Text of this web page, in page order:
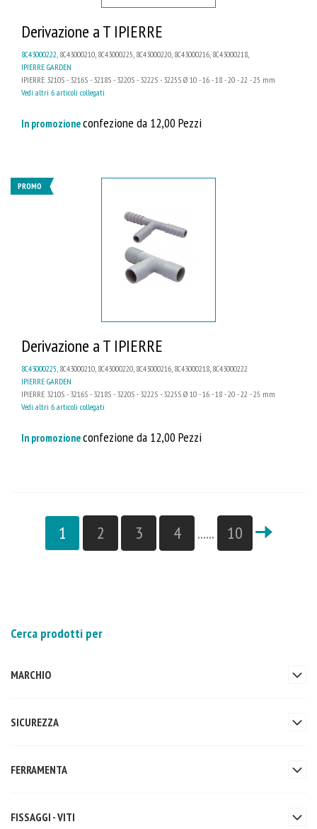
Derivazione a T IPIERRE
8C43000222 , 8C43000210, 8C43000225, 8C43000220, 8C43000216, 8C43000218,
IPIERRE GARDEN
IPIERRE 3210S - 3216S - 3218S - 3220S - 3222S - 3225S Ø 10 - 16 - 18 - 20 - 22 - 25 mm
Vedi altri 6 articoli collegati
In promozioneconfezione da 12,00 Pezzi
PROMO
Derivazione a T IPIERRE
8C43000225, 8C43000210, 8C43000220, 8C43000216, 8C43000218, 8C43000222
IPIERRE GARDEN
IPIERRE 3210S - 3216S - 3218S - 3220S - 3222S - 3225S Ø 10 - 16 - 18 - 20 - 22 - 25 mm
Vedi altri 6 articoli collegati
In promozioneconfezione da 12,00 Pezzi
1 2 3 4 ...... 10
Cerca prodotti per
MARCHIO
SICUREZZA
FERRAMENTA
FISSAGGI - VITI